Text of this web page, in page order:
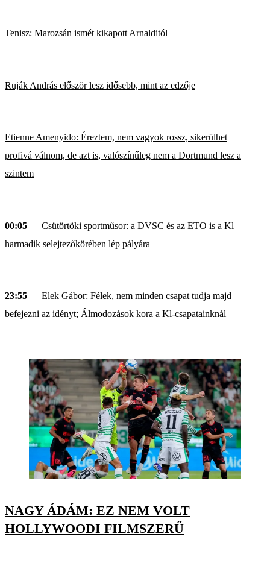
Tenisz: Marozsán ismét kikapott Arnalditól
Ruják András először lesz idősebb, mint az edzője
Etienne Amenyido: Éreztem, nem vagyok rossz, sikerülhet
profivá válnom, de azt is, valószínűleg nem a Dortmund lesz a
szintem
00:05 — Csütörtöki sportműsor: a DVSC és az ETO is a Kl
harmadik selejtezőkörében lép pályára
23:55 — Elek Gábor: Félek, nem minden csapat tudja majd
befejezni az idényt; Álmodozások kora a Kl-csapatainknál
NAGY ÁDÁM: EZ NEM VOLT
HOLLYWOODI FILMSZERŰ